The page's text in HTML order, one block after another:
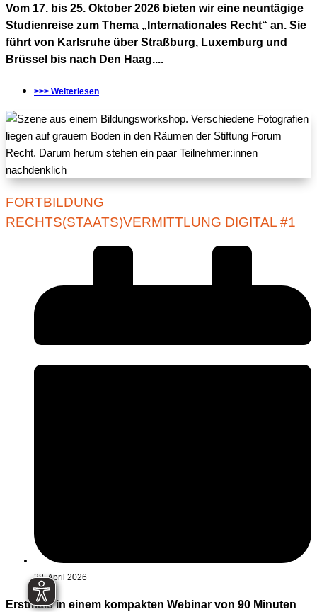
Vom 17. bis 25. Oktober 2026 bieten wir eine neuntägige
Studienreise zum Thema „Internationales Recht“ an. Sie
führt von Karlsruhe über Straßburg, Luxemburg und
Brüssel bis nach Den Haag....
>>> Weiterlesen
FORTBILDUNG
RECHTS(STAATS)VERMITTLUNG DIGITAL #1
28. April 2026
Erstmals in einem kompakten Webinar von 90 Minuten